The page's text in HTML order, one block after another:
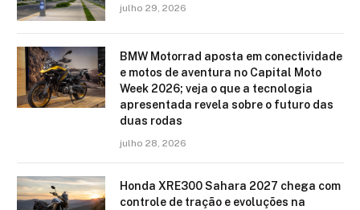
julho 29, 2026
BMW Motorrad aposta em conectividade
e motos de aventura no Capital Moto
Week 2026; veja o que a tecnologia
apresentada revela sobre o futuro das
duas rodas
julho 28, 2026
Honda XRE300 Sahara 2027 chega com
controle de tração e evoluções na